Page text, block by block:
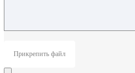
Прикрепить файл